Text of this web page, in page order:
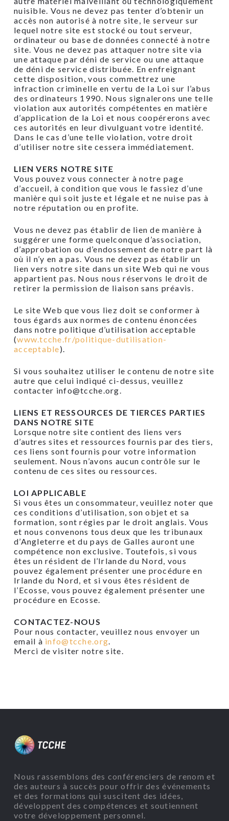
nuisible. Vous ne devez pas tenter d’obtenir un
accès non autorisé à notre site, le serveur sur
lequel notre site est stocké ou tout serveur,
ordinateur ou base de données connecté à notre
site. Vous ne devez pas attaquer notre site via
une attaque par déni de service ou une attaque
de déni de service distribuée. En enfreignant
cette disposition, vous commettrez une
infraction criminelle en vertu de la Loi sur l’abus
des ordinateurs 1990. Nous signalerons une telle
violation aux autorités compétentes en matière
d’application de la Loi et nous coopérerons avec
ces autorités en leur divulguant votre identité.
Dans le cas d’une telle violation, votre droit
d’utiliser notre site cessera immédiatement.
LIEN VERS NOTRE SITE
Vous pouvez vous connecter à notre page
d’accueil, à condition que vous le fassiez d’une
manière qui soit juste et légale et ne nuise pas à
notre réputation ou en profite.
Vous ne devez pas établir de lien de manière à
suggérer une forme quelconque d’association,
d’approbation ou d’endossement de notre part là
où il n’y en a pas. Vous ne devez pas établir un
lien vers notre site dans un site Web qui ne vous
appartient pas. Nous nous réservons le droit de
retirer la permission de liaison sans préavis.
Le site Web que vous liez doit se conformer à
tous égards aux normes de contenu énoncées
dans notre politique d’utilisation acceptable
(www.tcche.fr/politique-dutilisation-
acceptable).
Si vous souhaitez utiliser le contenu de notre site
autre que celui indiqué ci-dessus, veuillez
contacter info@tcche.org.
LIENS ET RESSOURCES DE TIERCES PARTIES
DANS NOTRE SITE
Lorsque notre site contient des liens vers
d’autres sites et ressources fournis par des tiers,
ces liens sont fournis pour votre information
seulement. Nous n’avons aucun contrôle sur le
contenu de ces sites ou ressources.
LOI APPLICABLE
Si vous êtes un consommateur, veuillez noter que
ces conditions d’utilisation, son objet et sa
formation, sont régies par le droit anglais. Vous
et nous convenons tous deux que les tribunaux
d’Angleterre et du pays de Galles auront une
compétence non exclusive. Toutefois, si vous
êtes un résident de l’Irlande du Nord, vous
pouvez également présenter une procédure en
Irlande du Nord, et si vous êtes résident de
l’Ecosse, vous pouvez également présenter une
procédure en Ecosse.
CONTACTEZ-NOUS
Pour nous contacter, veuillez nous envoyer un
email à info@tcche.org.
Merci de visiter notre site.
Nous rassemblons des conférenciers de renom et
des auteurs à succès pour offrir des événements
et des formations qui suscitent des idées,
développent des compétences et soutiennent
votre développement personnel.